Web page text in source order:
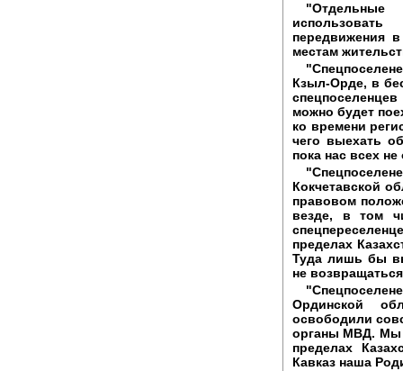
"Отдельные
передвижения
местам
Кзыл-Орде, в
можно будет
ко времени
чего выехать
пока нас всех
Кокчетавской
правовом
везде, в том
пределах
Туда лишь бы
не
Ординской
освободили
органы МВД. Мы
пределах
Кавказ наша